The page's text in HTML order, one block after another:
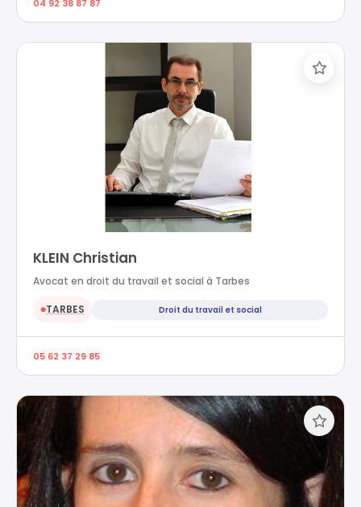
04 92 38 87 87
KLEIN Christian
Avocat en droit du travail et social à Tarbes
●TARBES Droit du travail et social
05 62 37 29 85